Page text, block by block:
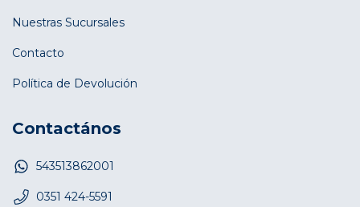
Nuestras Sucursales
Contacto
Política de Devolución
Contactános
543513862001
0351 424-5591